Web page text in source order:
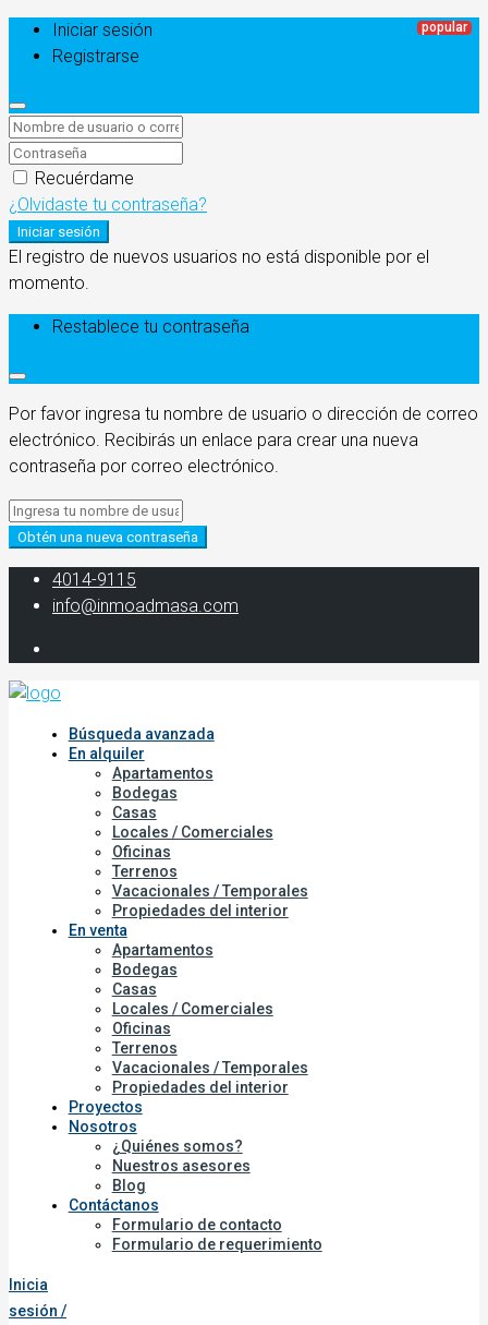
Iniciar sesión
Registrarse
Recuérdame
¿Olvidaste tu contraseña?
Iniciar sesión
El registro de nuevos usuarios no está disponible por el
momento.
Restablece tu contraseña
Por favor ingresa tu nombre de usuario o dirección de correo
electrónico. Recibirás un enlace para crear una nueva
contraseña por correo electrónico.
Obtén una nueva contraseña
‭4014-9115‬
info@inmoadmasa.com
Búsqueda avanzada
En alquiler
Apartamentos
Bodegas
Casas
Locales / Comerciales
Oficinas
Terrenos
Vacacionales / Temporales
Propiedades del interior
En venta
Apartamentos
Bodegas
Casas
Locales / Comerciales
Oficinas
Terrenos
Vacacionales / Temporales
Propiedades del interior
Proyectos
Nosotros
¿Quiénes somos?
Nuestros asesores
Blog
Contáctanos
Formulario de contacto
Formulario de requerimiento
Inicia
sesión /